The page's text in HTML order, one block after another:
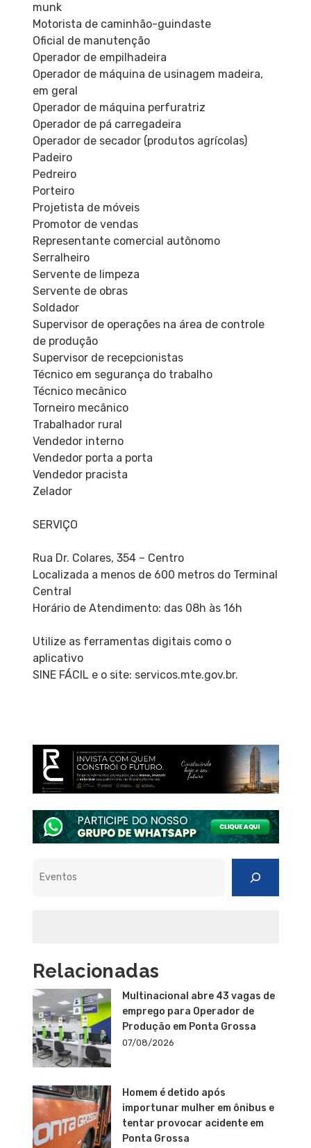
munk
Motorista de caminhão-guindaste
Oficial de manutenção
Operador de empilhadeira
Operador de máquina de usinagem madeira,
em geral
Operador de máquina perfuratriz
Operador de pá carregadeira
Operador de secador (produtos agrícolas)
Padeiro
Pedreiro
Porteiro
Projetista de móveis
Promotor de vendas
Representante comercial autônomo
Serralheiro
Servente de limpeza
Servente de obras
Soldador
Supervisor de operações na área de controle
de produção
Supervisor de recepcionistas
Técnico em segurança do trabalho
Técnico mecânico
Torneiro mecânico
Trabalhador rural
Vendedor interno
Vendedor porta a porta
Vendedor pracista
Zelador
SERVIÇO
Rua Dr. Colares, 354 – Centro
Localizada a menos de 600 metros do Terminal
Central
Horário de Atendimento: das 08h às 16h
Utilize as ferramentas digitais como o
aplicativo
SINE FÁCIL e o site: servicos.mte.gov.br.
Relacionadas
Multinacional abre 43 vagas de
emprego para Operador de
Produção em Ponta Grossa
07/08/2026
Homem é detido após
importunar mulher em ônibus e
tentar provocar acidente em
Ponta Grossa